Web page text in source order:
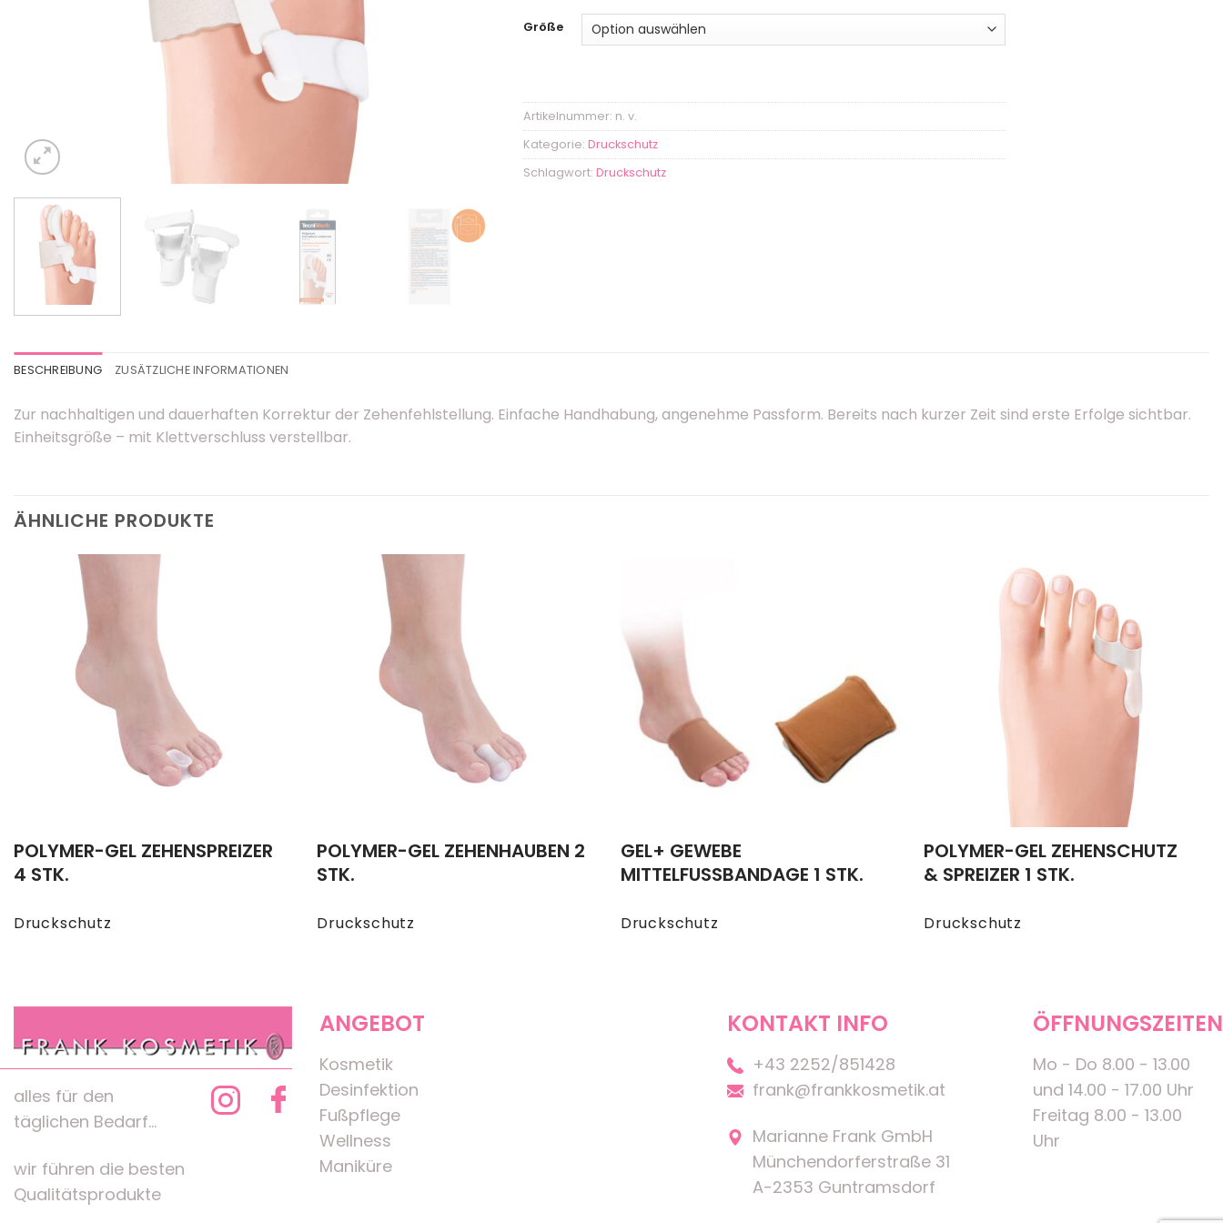
Größe
Artikelnummer: n. v.
Kategorie: Druckschutz
Schlagwort: Druckschutz
BESCHREIBUNG ZUSÄTZLICHE INFORMATIONEN
Zur nachhaltigen und dauerhaften Korrektur der Zehenfehlstellung. Einfache Handhabung, angenehme Passform. Bereits nach kurzer Zeit sind erste Erfolge sichtbar.
Einheitsgröße – mit Klettverschluss verstellbar.
ÄHNLICHE PRODUKTE
Druckschutz
POLYMER-GEL ZEHENSPREIZER
4 STK.
Druckschutz
POLYMER-GEL ZEHENHAUBEN 2
STK.
Druckschutz
GEL+ GEWEBE
MITTELFUSSBANDAGE 1 STK.
Druckschutz
POLYMER-GEL ZEHENSCHUTZ
& SPREIZER 1 STK.
alles für den
täglichen Bedarf...
wir führen die besten
Qualitätsprodukte
ANGEBOT
Kosmetik
Desinfektion
Fußpflege
Wellness
Maniküre
KONTAKT INFO
+43 2252/851428
frank@frankkosmetik.at
Marianne Frank GmbH
Münchendorferstraße 31
A-2353 Guntramsdorf
ÖFFNUNGSZEITEN
Mo - Do 8.00 - 13.00
und 14.00 - 17.00 Uhr
Freitag 8.00 - 13.00
Uhr